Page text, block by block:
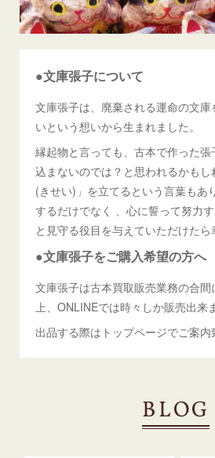
●文庫張子について
文庫張子は、廃棄される運命の文庫
いという想いから生まれました。
縁起物と言っても、古本で作った
込まないのでは？と思われるかも
(きせい)」を立てるという言葉もあ
するだけでなく 、心に誓って努力
と見守る役目を与えていただけたら
●文庫張子をご購入希望の方へ
文庫張子は古本買取販売業務の合
上、ONLINEでは時々しか販売出来
出品する際はトップページでご案内
BLOG